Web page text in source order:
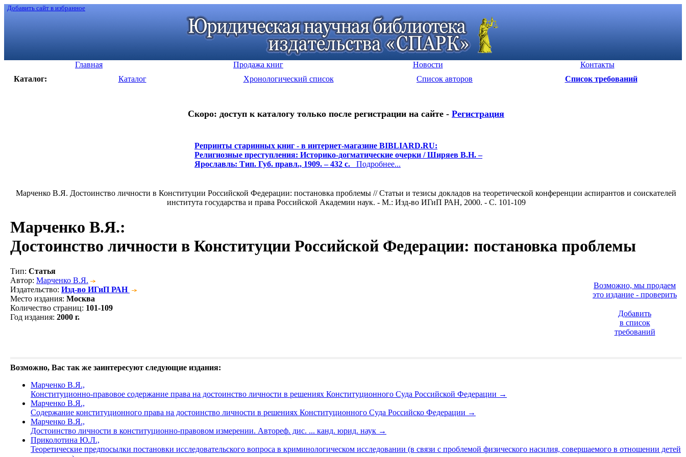
Добавить сайт в избранное
Главная Продажа книг Новости
Контакты
Каталог:
Каталог Хронологический список Список авторов Список требований
Скоро: доступ к каталогу только после регистрации на сайте - Регистрация
Репринты старинных книг - в интернет-магазине BIBLIARD.RU:
Религиозные преступления: Историко-догматические очерки / Ширяев В.Н. –
Ярославль: Тип. Губ. правл., 1909. – 432 с. Подробнее...
Марченко В.Я. Достоинство личности в Конституции Российской Федерации: постановка проблемы // Статьи и тезисы докладов на теоретической конференции аспирантов и соискателей
института государства и права Российской Академии наук. - М.: Изд-во ИГиП РАН, 2000. - С. 101-109
Марченко В.Я.:
Достоинство личности в Конституции Российской Федерации: постановка проблемы
Тип: Статья
Автор: Марченко В.Я.
Издательство: Изд-во ИГиП РАН
Место издания: Москва
Количество страниц: 101-109
Год издания: 2000 г.
Возможно, мы продаем
это издание - проверить
Добавить
в список
требований
Возможно, Вас так же заинтересуют следующие издания:
Марченко В.Я.,
Конституционно-правовое содержание права на достоинство личности в решениях Конституционного Суда Российской Федерации →
Марченко В.Я.,
Содержание конституционного права на достоинство личности в решениях Конституционного Суда Российско Федерации →
Марченко В.Я.,
Достоинство личности в конституционно-правовом измерении. Автореф. дис. ... канд. юрид. наук →
Приколотина Ю.Л.,
Теоретические предпосылки постановки исследовательского вопроса в криминологическом исследовании (в связи с проблемой физического насилия, совершаемого в отношении детей